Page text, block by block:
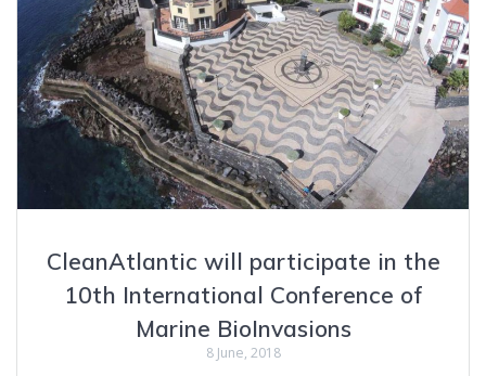
CleanAtlantic will participate in the
10th International Conference of
Marine BioInvasions
8 June, 2018